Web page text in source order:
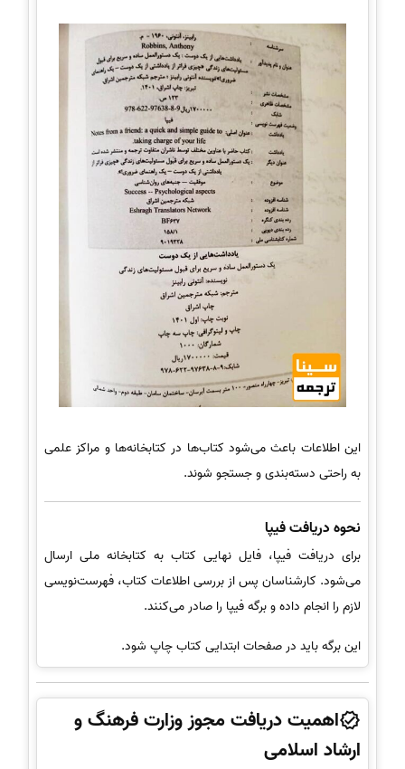
این اطلاعات باعث می‌شود کتاب‌ها در کتابخانه‌ها و مراکز علمی
به راحتی دسته‌بندی و جستجو شوند.
نحوه دریافت فیپا
برای دریافت فیپا، فایل نهایی کتاب به کتابخانه ملی ارسال
می‌شود. کارشناسان پس از بررسی اطلاعات کتاب، فهرست‌نویسی
لازم را انجام داده و برگه فیپا را صادر می‌کنند.
این برگه باید در صفحات ابتدایی کتاب چاپ شود.
اهمیت دریافت مجوز وزارت فرهنگ و
ارشاد اسلامی